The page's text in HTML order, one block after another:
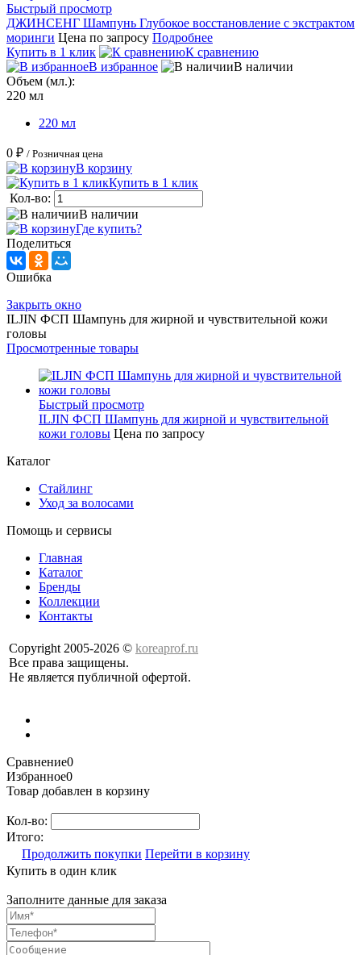
Быстрый просмотр
ДЖИНСЕНГ Шампунь Глубокое восстановление с экстрактом
моринги Цена по запросу Подробнее
Купить в 1 клик
К сравнению
В избранное
В наличии
Объем (мл.):
220 мл
220 мл
0 ₽ / Розничная цена
В корзину
Купить в 1 клик
Кол-во:
В наличии
Где купить?
Поделиться
Ошибка
Закрыть окно
ILJIN ФСП Шампунь для жирной и чувствительной кожи
головы
Просмотренные товары
Быстрый просмотр
ILJIN ФСП Шампунь для жирной и чувствительной
кожи головы Цена по запросу
Каталог
Стайлинг
Уход за волосами
Помощь и сервисы
Главная
Каталог
Бренды
Коллекции
Контакты
Copyright 2005-2026 © koreaprof.ru
Все права защищены.
Не является публичной офертой.
Сравнение0
Избранное0
Товар добавлен в корзину
Кол-во:
Итого:
Продолжить покупки Перейти в корзину
Купить в один клик
Заполните данные для заказа